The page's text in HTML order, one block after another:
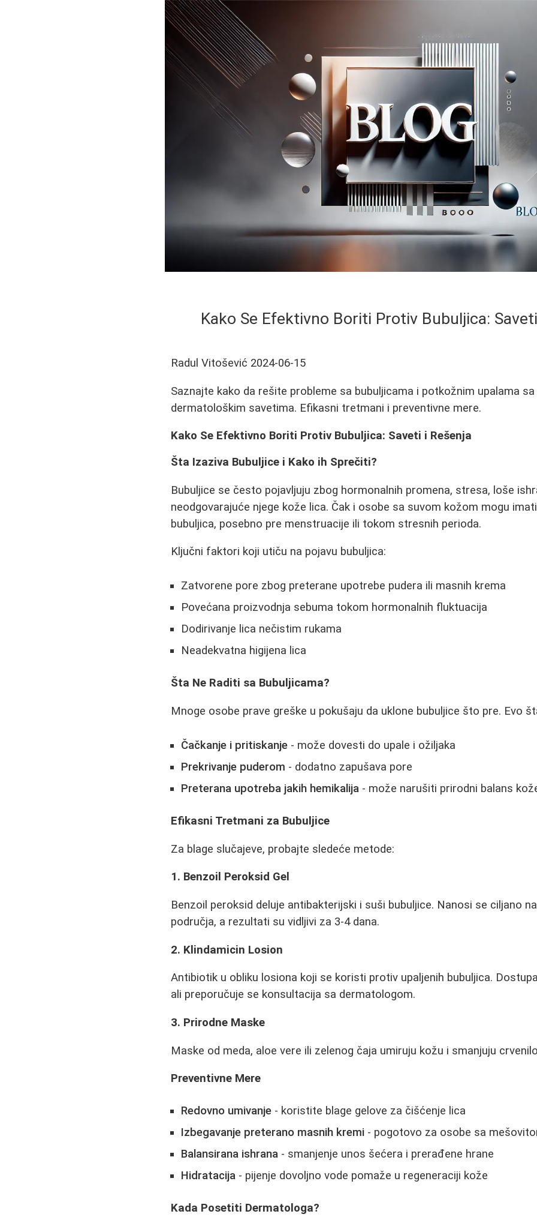
Kako Se Efektivno Boriti Protiv Bubuljica:
Radul Vitošević 2024-06-15
Saznajte kako da rešite probleme sa bubuljicama i potkožnim upalama
dermatološkim savetima. Efikasni tretmani i preventivne mere.
Kako Se Efektivno Boriti Protiv Bubuljica: Saveti i Rešenja
Šta Izaziva Bubuljice i Kako ih Sprečiti?
Bubuljice se često pojavljuju zbog hormonalnih promena, stresa, loše
neodgovarajuće njege kože lica. Čak i osobe sa suvom kožom mogu
bubuljica, posebno pre menstruacije ili tokom stresnih perioda.
Ključni faktori koji utiču na pojavu bubuljica:
Zatvorene pore zbog preterane upotrebe pudera ili masnih krema
Povećana proizvodnja sebuma tokom hormonalnih fluktuacija
Dodirivanje lica nečistim rukama
Neadekvatna higijena lica
Šta Ne Raditi sa Bubuljicama?
Mnoge osobe prave greške u pokušaju da uklone bubuljice što pre. Evo
Čačkanje i pritiskanje - može dovesti do upale i ožiljaka
Prekrivanje puderom - dodatno zapušava pore
Preterana upotreba jakih hemikalija - može narušiti prirodni balans
Efikasni Tretmani za Bubuljice
Za blage slučajeve, probajte sledeće metode:
1. Benzoil Peroksid Gel
Benzoil peroksid deluje antibakterijski i suši bubuljice. Nanosi se ciljano
područja, a rezultati su vidljivi za 3-4 dana.
2. Klindamicin Losion
Antibiotik u obliku losiona koji se koristi protiv upaljenih bubuljica.
ali preporučuje se konsultacija sa dermatologom.
3. Prirodne Maske
Maske od meda, aloe vere ili zelenog čaja umiruju kožu i smanjuju
Preventivne Mere
Redovno umivanje - koristite blage gelove za čišćenje lica
Izbegavanje preterano masnih kremi - pogotovo za osobe sa
Balansirana ishrana - smanjenje unos šećera i prerađene hrane
Hidratacija - pijenje dovoljno vode pomaže u regeneraciji kože
Kada Posetiti Dermatologa?